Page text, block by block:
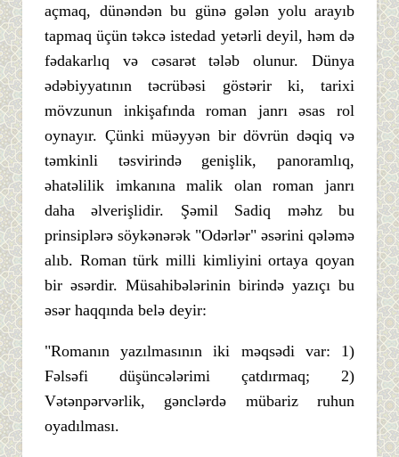
açmaq, dünəndən bu günə gələn yolu arayıb
tapmaq üçün təkcə istedad yetərli deyil, həm də
fədakarlıq və cəsarət tələb olunur. Dünya
ədəbiyyatının təcrübəsi göstərir ki, tarixi
mövzunun inkişafında roman janrı əsas rol
oynayır. Çünki müəyyən bir dövrün dəqiq və
təmkinli təsvirində genişlik, panoramlıq,
əhatəlilik imkanına malik olan roman janrı
daha əlverişlidir. Şəmil Sadiq məhz bu
prinsiplərə söykənərək "Odərlər" əsərini qələmə
alıb. Roman türk milli kimliyini ortaya qoyan
bir əsərdir. Müsahibələrinin birində yazıçı bu
əsər haqqında belə deyir:
"Romanın yazılmasının iki məqsədi var: 1)
Fəlsəfi düşüncələrimi çatdırmaq; 2)
Vətənpərvərlik, gənclərdə mübariz ruhun
oyadılması.